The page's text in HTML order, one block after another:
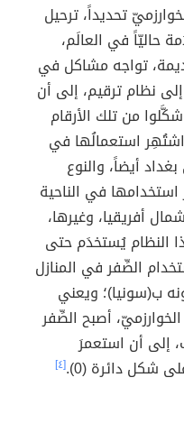
تحديداً، ترحيل
حاليّاً في العالَم،
تواجه مشاكل في
نظام ترقيم، إلى أن
من تلك الأرقام
استعمالُها في
أيضاً، والنوع
استخدامها في الناحية
أفريقيا، وغيرها،
النظام يُستخدَم حتى
الصِّفر في المنازل
ب(سونيا)؛ ويعني
أصبح الصِّفر
إلى أن استعمرَ
شكل دائرة (0).
[٤]